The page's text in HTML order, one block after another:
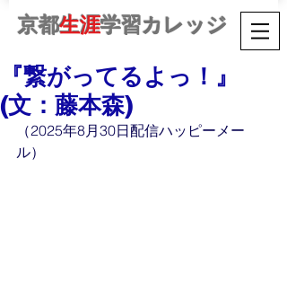
京都生涯学習カレッジ
『繋がってるよっ！』
(文：藤本森)
（2025年8月30日配信ハッピーメー
ル）